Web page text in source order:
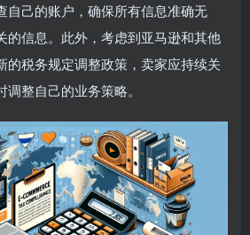
自己的账户，确保所有信息准确无
的信息。此外，考虑到亚马逊和其他
的税务规定调整政策，卖家应持续关
整自己的业务策略。